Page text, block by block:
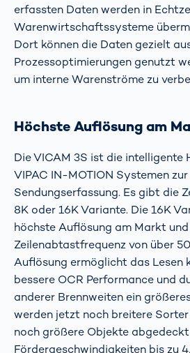
erfassten Daten werden in
Warenwirtschaftssysteme
Dort können die Daten gezielt
Prozessoptimierungen genutzt
um interne Warenströme zu
Höchste Auflösung am
Die VICAM 3S ist die intelligente
VIPAC IN-MOTION Systemen
Sendungserfassung. Es gibt die
8K oder 16K Variante. Die 16K
höchste Auflösung am Markt
Zeilenabtastfrequenz von über
Auflösung ermöglicht das Lesen
bessere OCR Performance und
anderer Brennweiten ein
werden jetzt noch breitere
noch größere Objekte
Fördergeschwindigkeiten bis zu